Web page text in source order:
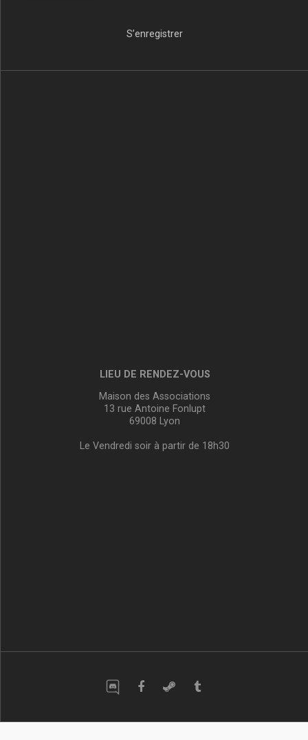
S’enregistrer
LIEU DE RENDEZ-VOUS
Maison des Associations
13 rue Antoine Fonlupt
69008 Lyon
Le Vendredi soir à partir de 18h30